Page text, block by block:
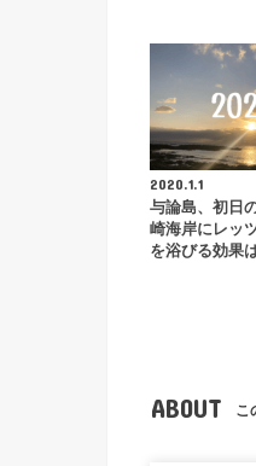
2020.1.1
与論島、初日
崎海岸にレッ
を浴びる効果
ABOUT こ